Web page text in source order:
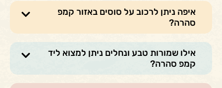
איפה ניתן לרכוב על סוסים באזור קמפ
סהרה?
אילו שמורות טבע ונחלים ניתן למצוא ליד
קמפ סהרה?